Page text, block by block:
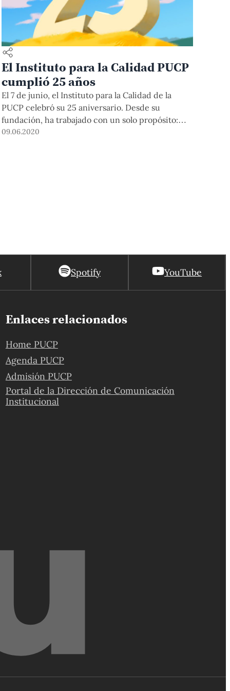
El Instituto para la Calidad PUCP
cumplió 25 años
El 7 de junio, el Instituto para la Calidad de la
PUCP celebró su 25 aniversario. Desde su
fundación, ha trabajado con un solo propósito:
desarrollar la cultura de la calidad en los diversos
09.06.2020
Spotify YouTube
Enlaces relacionados
Home PUCP
Agenda PUCP
Admisión PUCP
Portal de la Dirección de Comunicación
Institucional